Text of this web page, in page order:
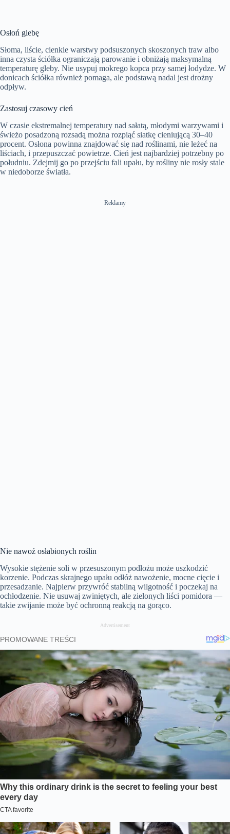
Osłoń glebę
Słoma, liście, cienkie warstwy podsuszonych skoszonych traw albo
inna czysta ściółka ograniczają parowanie i obniżają maksymalną
temperaturę gleby. Nie usypuj mokrego kopca przy samej łodydze. W
donicach ściółka również pomaga, ale podstawą nadal jest drożny
odpływ.
Zastosuj czasowy cień
W czasie ekstremalnej temperatury nad sałatą, młodymi warzywami i
świeżo posadzoną rozsadą można rozpiąć siatkę cieniującą 30–40
procent. Osłona powinna znajdować się nad roślinami, nie leżeć na
liściach, i przepuszczać powietrze. Cień jest najbardziej potrzebny po
południu. Zdejmij go po przejściu fali upału, by rośliny nie rosły stale
w niedoborze światła.
Reklamy
Nie nawoź osłabionych roślin
Wysokie stężenie soli w przesuszonym podłożu może uszkodzić
korzenie. Podczas skrajnego upału odłóż nawożenie, mocne cięcie i
przesadzanie. Najpierw przywróć stabilną wilgotność i poczekaj na
ochłodzenie. Nie usuwaj zwiniętych, ale zielonych liści pomidora —
takie zwijanie może być ochronną reakcją na gorąco.
Advertisement